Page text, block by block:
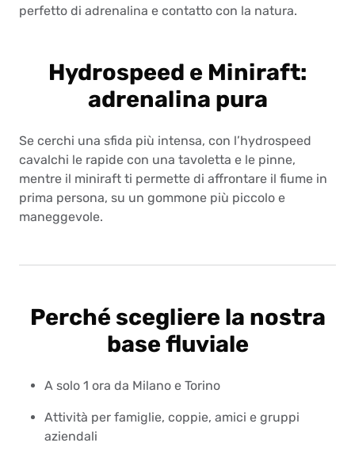
perfetto di adrenalina e contatto con la natura.
Hydrospeed e Miniraft:
adrenalina pura
Se cerchi una sfida più intensa, con l’hydrospeed
cavalchi le rapide con una tavoletta e le pinne,
mentre il miniraft ti permette di affrontare il fiume in
prima persona, su un gommone più piccolo e
maneggevole.
Perché scegliere la nostra
base fluviale
A solo 1 ora da Milano e Torino
Attività per famiglie, coppie, amici e gruppi
aziendali